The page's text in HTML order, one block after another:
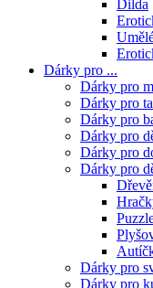
Dilda
Dárky pro ...
Dárky pro
Dárky pro
Dárky pro
Dárky pro
Dárky pro
Dárky pro
Dárky pro
Dárky pro